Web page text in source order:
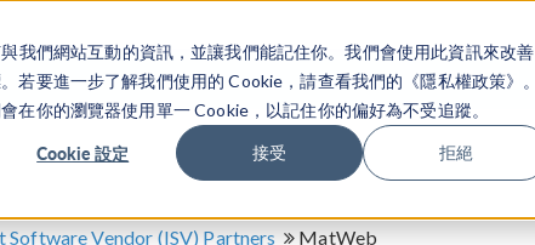
我們網站互動的資訊，並讓我們能記住你。我們會使用此資訊來改善
要進一步了解我們使用的 Cookie，請查看我們的《隱私權政策》。
你的瀏覽器使用單一 Cookie，以記住你的偏好為不受追蹤。
Cookie 設定 接受 拒絕
产品 行业应用
Software Vendor (ISV) Partners MatWeb